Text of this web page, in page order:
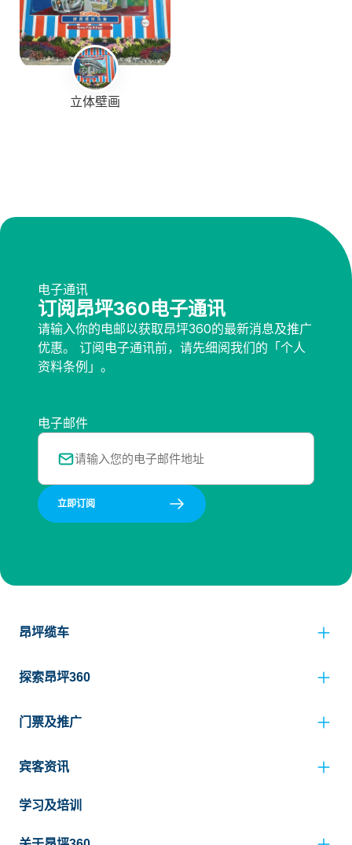
立体壁画
电子通讯
订阅昂坪360电子通讯
请输入你的电邮以获取昂坪360的最新消息及推广
优惠。 订阅电子通讯前，请先细阅我们的「个人
资料条例」。
电子邮件
立即订阅
昂坪缆车
探索昂坪360
门票及推广
宾客资讯
学习及培训